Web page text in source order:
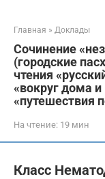
Главная » Доклады
Сочинение
(городские
чтения
«вокруг дома
«путешествия
На чтение: 19 мин
Класс